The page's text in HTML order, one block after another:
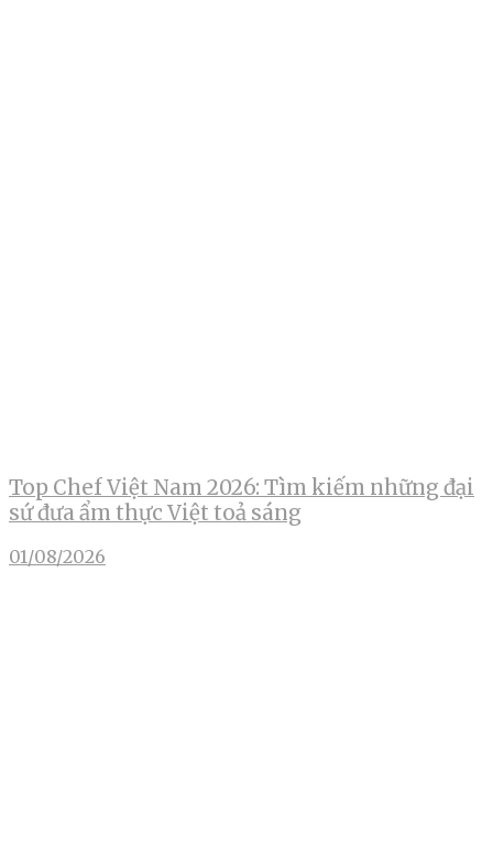
Top Chef Việt Nam 2026: Tìm kiếm những đại
sứ đưa ẩm thực Việt toả sáng
01/08/2026